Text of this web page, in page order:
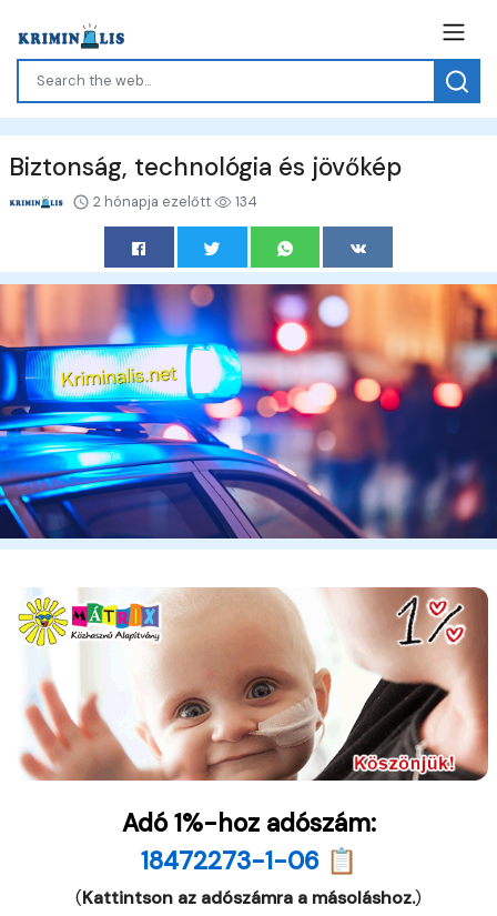
Biztonság, technológia és jövőkép
2 hónapja ezelőtt 134
Adó 1%-hoz adószám:
18472273-1-06 📋
(Kattintson az adószámra a másoláshoz.)